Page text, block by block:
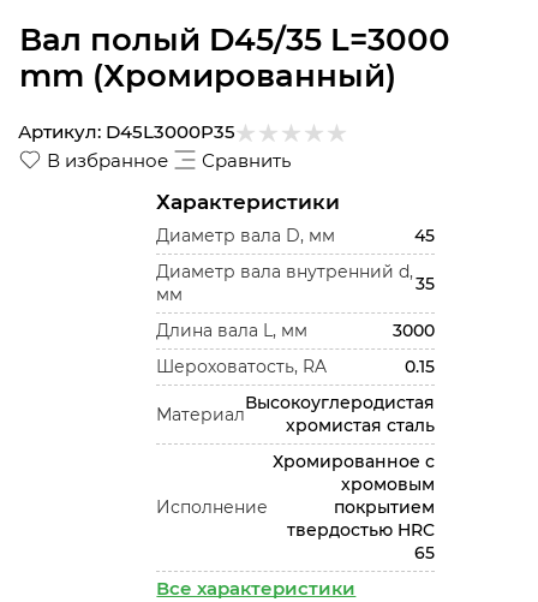
Вал полый D45/35 L=3000
mm (Хромированный)
В избранное Сравнить
Артикул: D45L3000P35
Характеристики
Диаметр вала D, мм
45
Диаметр вала внутренний d,
мм
35
Длина вала L, мм
3000
Шероховатость, RA
0.15
Материал
Высокоуглеродистая
хромистая сталь
Исполнение
Хромированное с
хромовым
покрытием
твердостью HRC
65
Все характеристики